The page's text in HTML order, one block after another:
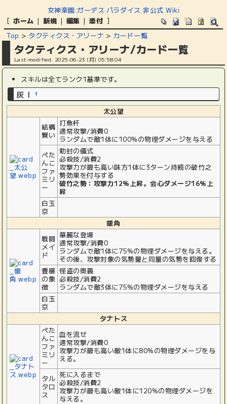
女神楽園:ガーデス·パラダイス 非公式 Wiki
[ ホーム | 新規 | 編集 | 添付 ]
Top > タクティクス・アリーナ > カード一覧
タクティクス・アリーナ/カード一覧
Last-modified: 2025-06-23 (月) 05:58:04
スキルは全てランク1基準です。
灰Ⅰ †
太公望
結構
賢い
打魚杆
通常攻撃/消費0
ランダムで敵1体に100%の物理ダメージを与える
ぺた
んこ
ファ
ミリ
ー
勅封の儀式
必殺技/消費2
攻撃力が最も高い味方1体に3ターン持続の破竹之
勢効果を付与する
破竹之勢：攻撃力12%上昇。会心ダメージ16%上
昇
白玉
京
銀角
戦闘
メイ
ド
華麗な登場
通常攻撃/消費0
ランダムで敵1体に75%の物理ダメージを与える。
その後、攻撃対象の気勢量と同量の気勢を回復する
豊穣
の象
徴
怪盗の奥義
必殺技/消費2
ランダムで敵3体に75%の物理ダメージを与える
白玉
京
タナトス
ぺた
んこ
ファ
ミリ
ー
血を流せ
通常攻撃/消費0
攻撃力が最も高い敵1体に80%の物理ダメージを与
える。
タル
タロ
ス
死に入るまで
必殺技/消費2
攻撃力が最も高い敵1体に120%の物理ダメージを
与える。